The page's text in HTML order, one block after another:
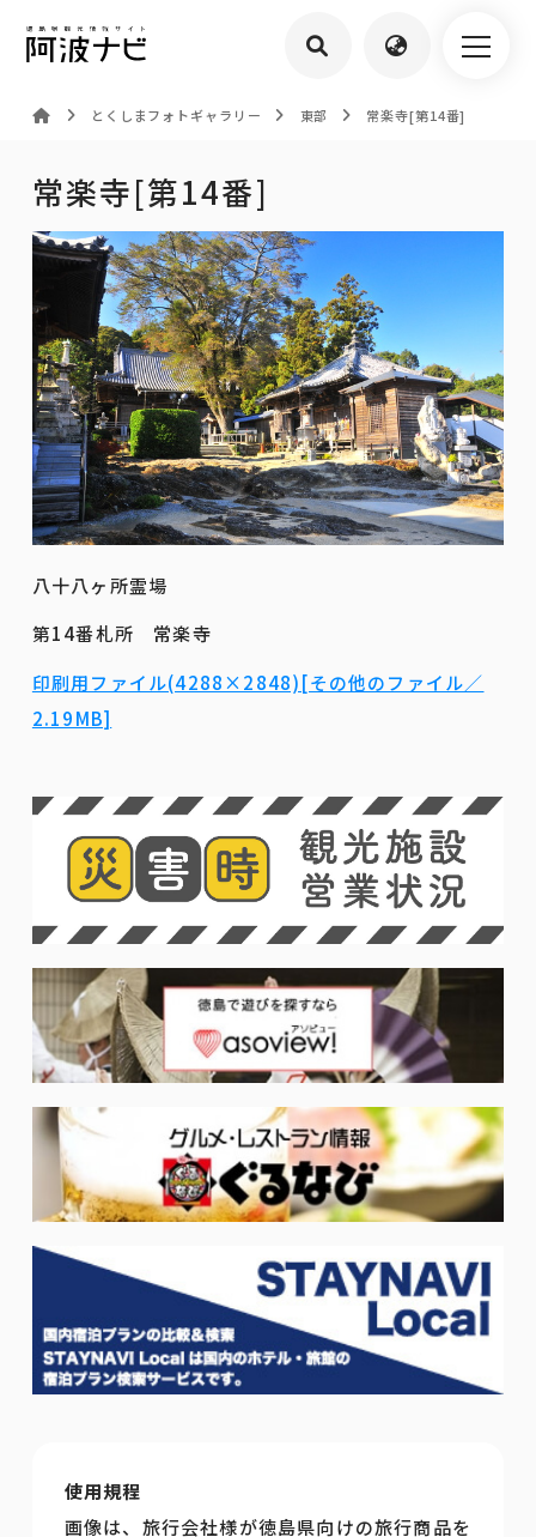
とくしまフォトギャラリー 東部 常楽寺[第14番]
常楽寺[第14番]
八十八ヶ所霊場
第14番札所 常楽寺
印刷用ファイル(4288×2848)[その他のファイル／
2.19MB]
使用規程
画像は、旅行会社様が徳島県向けの旅行商品を